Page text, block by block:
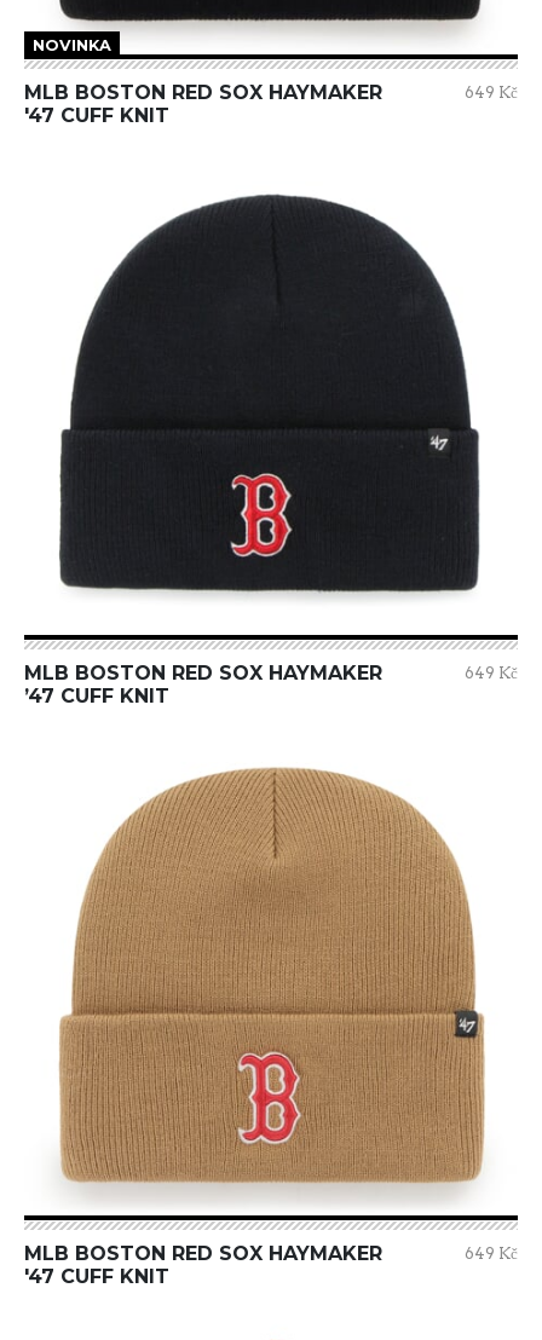
NOVINKA
MLB BOSTON RED SOX HAYMAKER
'47 CUFF KNIT
649 Kč
MLB BOSTON RED SOX HAYMAKER
’47 CUFF KNIT
649 Kč
MLB BOSTON RED SOX HAYMAKER
'47 CUFF KNIT
649 Kč